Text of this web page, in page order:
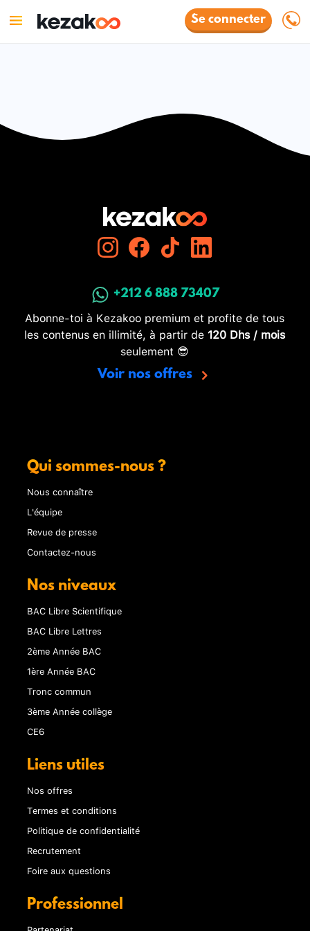
Se connecter
+212 6 888 73407
Abonne-toi à Kezakoo premium et profite de tous
les contenus en illimité, à partir de 120 Dhs / mois
seulement 😎
Voir nos offres
Qui sommes-nous ?
Nous connaître
L'équipe
Revue de presse
Contactez-nous
Nos niveaux
BAC Libre Scientifique
BAC Libre Lettres
2ème Année BAC
1ère Année BAC
Tronc commun
3ème Année collège
CE6
Liens utiles
Nos offres
Termes et conditions
Politique de confidentialité
Recrutement
Foire aux questions
Professionnel